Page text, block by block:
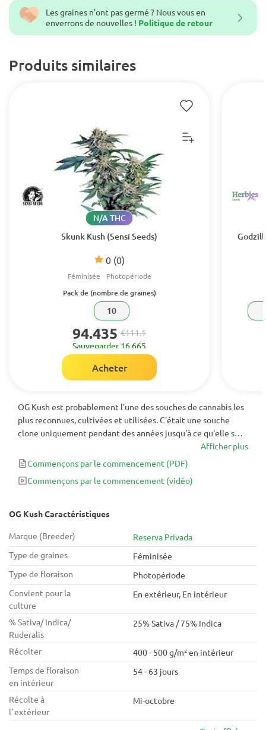
Les graines n'ont pas germé ? Nous vous en
enverrons de nouvelles ! Politique de retour
Produits similaires
Skunk Kush (Sensi Seeds)
0 (0)
N/A THC
Féminisée Photopériode
Pack de (nombre de graines)
10
94.435 €111.1
Sauvegarder 16.665
Acheter
OG Kush est probablement l'une des souches de cannabis les
plus reconnues, cultivées et utilisées. C'était une souche
clone uniquement pendant des années jusqu'à ce qu'elle soit
encore stabilisée et transformée en graines féminisées par
Reserva Privada. Cet hybride primé est définitivement un
incontournable.
Afficher plus
Commençons par le commencement (PDF)
Commençons par le commencement (vidéo)
OG Kush Caractéristiques
Marque (Breeder)
Reserva Privada
Type de graines
Féminisée
Type de floraison
Photopériode
Convient pour la
culture
En extérieur, En intérieur
% Sativa/ Indica/
Ruderalis
25% Sativa / 75% Indica
Récolter
400 - 500 g/m² en intérieur
Temps de floraison
en intérieur
54 - 63 jours
Récolte à
l`extérieur
Mi-octobre